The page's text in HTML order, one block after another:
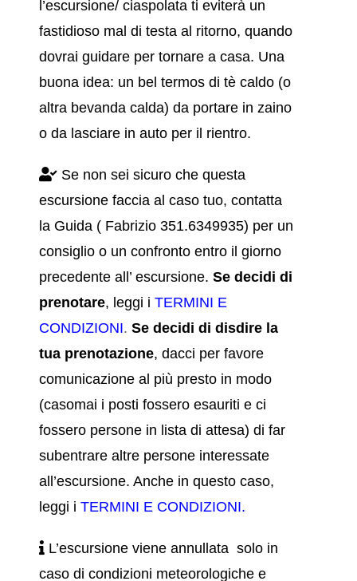
l’escursione/ ciaspolata ti eviterà un
fastidioso mal di testa al ritorno, quando
dovrai guidare per tornare a casa. Una
buona idea: un bel termos di tè caldo (o
altra bevanda calda) da portare in zaino
o da lasciare in auto per il rientro.
Se non sei sicuro che questa
escursione faccia al caso tuo, contatta
la Guida ( Fabrizio 351.6349935) per un
consiglio o un confronto entro il giorno
precedente all’ escursione.Se decidi di
prenotare, leggi i TERMINI E
CONDIZIONI.Se decidi di disdire la
tua prenotazione, dacci per favore
comunicazione al più presto in modo
(casomai i posti fossero esauriti e ci
fossero persone in lista di attesa) di far
subentrare altre persone interessate
all’escursione. Anche in questo caso,
leggi i TERMINI E CONDIZIONI.
L’escursione viene annullata solo in
caso di condizioni meteorologiche e